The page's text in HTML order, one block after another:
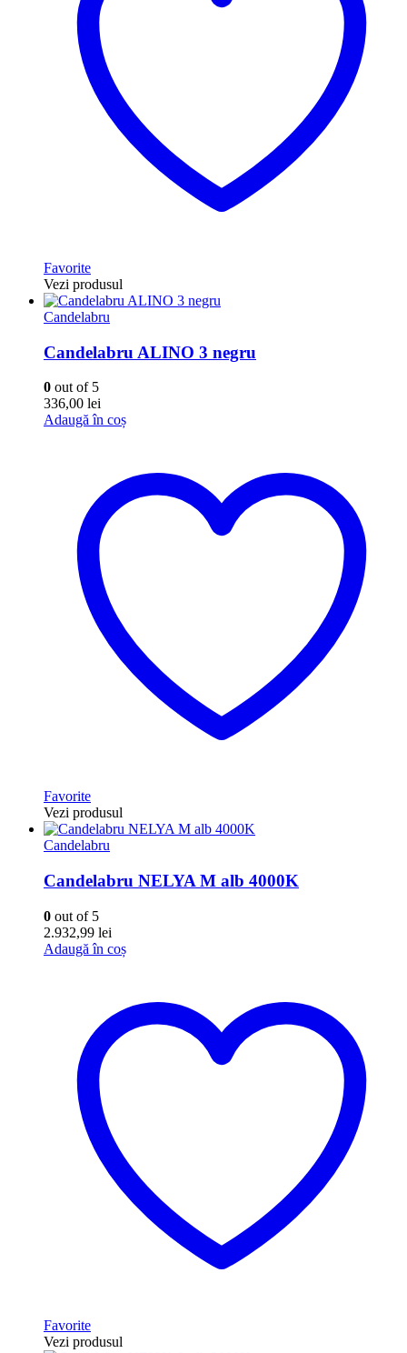
Favorite
Vezi produsul
Candelabru
Candelabru ALINO 3 negru
0 out of 5
336,00 lei
Adaugă în coș
Favorite
Vezi produsul
Candelabru
Candelabru NELYA M alb 4000K
0 out of 5
2.932,99 lei
Adaugă în coș
Favorite
Vezi produsul